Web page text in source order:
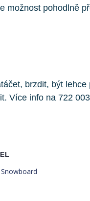
možnost pohodlně
brzdit, být lehce
Více info na 722